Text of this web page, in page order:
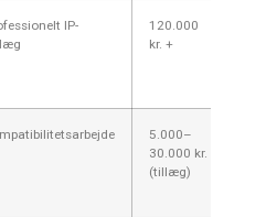
IP-
120.000
kr. +
5.000–
30.000 kr.
(tillæg)